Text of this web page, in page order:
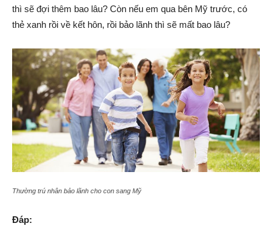
Member
of
thì sẽ đợi thêm bao lâu? Còn nếu em qua bên Mỹ trước, có
thẻ xanh rồi về kết hôn, rồi bảo lãnh thì sẽ mất bao lâu?
Thường trú nhân bảo lãnh cho con sang Mỹ
Đáp: